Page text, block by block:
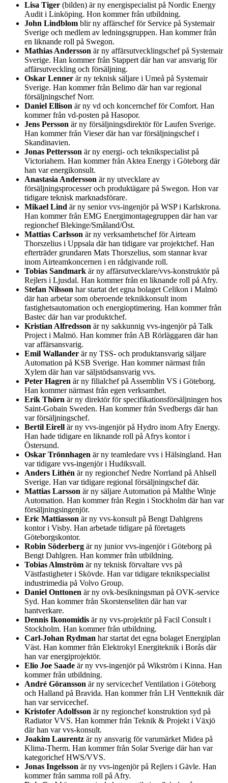
Lisa Tiger (bilden) är ny energispecialist på Nordic Energy
Audit i Linköping. Hon kommer från utbildning.
John Lindblom blir ny affärschef för Service på Systemair
Sverige och medlem av ledningsgruppen. Han kommer från
en liknande roll på Swegon.
Mathias Andersson är ny affärsutvecklingschef på Systemair
Sverige. Han kommer från Stappert där han var ansvarig för
affärsutveckling och försäljning.
Oskar Lenner är ny teknisk säljare i Umeå på Systemair
Sverige. Han kommer från Belimo där han var regional
försäljningschef Norr.
Daniel Ellison är ny vd och koncernchef för Comfort. Han
kommer från vd-posten på Hasopor.
Jens Persson är ny försäljningsdirektör för Laufen Sverige.
Han kommer från Vieser där han var försäljningschef i
Skandinavien.
Jonas Pettersson är ny energi- och teknikspecialist på
Victoriahem. Han kommer från Aktea Energy i Göteborg där
han var energikonsult.
Anastasia Andersson är ny utvecklare av
försäljningsprocesser och produktägare på Swegon. Hon var
tidigare teknisk marknadsförare.
Mikael Lind är ny senior vvs-ingenjör på WSP i Karlskrona.
Han kommer från EMG Energimontagegruppen där han var
regionchef Blekinge/Småland/Öst.
Mattias Carlsson är ny verksamhetschef för Airteam
Thorszelius i Uppsala där han tidigare var projektchef. Han
efterträder grundaren Mats Thorszelius, som stannar kvar
inom Airteamkoncernen i en rådgivande roll.
Tobias Sandmark är ny affärsutvecklare/vvs-konstruktör på
Rejlers i Ljusdal. Han kommer från en liknande roll på Afry.
Stefan Nilsson har startat det egna bolaget Celikon i Malmö
där han arbetar som oberoende teknikkonsult inom
fastighetsautomation och energioptimering. Han kommer från
Bastec där han var produktchef.
Kristian Alfredsson är ny sakkunnig vvs-ingenjör på Talk
Project i Malmö. Han kommer från AB Rörläggaren där han
var affärsansvarig.
Emil Wallander är ny TSS- och produktansvarig säljare
Automation på KSB Sverige. Han kommer närmast från
Xylem där han var säljstödsansvarig vvs.
Peter Hagren är ny filialchef på Assemblin VS i Göteborg.
Han kommer närmast från egen verksamhet.
Erik Thörn är ny direktör för specifikationsförsäljningen hos
Saint-Gobain Sweden. Han kommer från Svedbergs där han
var försäljningschef.
Bertil Eirell är ny vvs-ingenjör på Hydro inom Afry Energy.
Han hade tidigare en liknande roll på Afrys kontor i
Östersund.
Oskar Trönnhagen är ny teamledare vvs i Hälsingland. Han
var tidigare vvs-ingenjör i Hudiksvall.
Anders Lithén är ny regionchef Nedre Norrland på Ahlsell
Sverige. Han var tidigare regional försäljningschef där.
Mattias Larsson är ny säljare Automation på Malthe Winje
Automation. Han kommer från Regin i Stockholm där han var
försäljningsingenjör.
Eric Mattiasson är ny vvs-konsult på Bengt Dahlgrens
kontor i Visby. Han arbetade tidigare på företagets
Göteborgskontor.
Robin Söderberg är ny junior vvs-ingenjör i Göteborg på
Bengt Dahlgren. Han kommer från utbildning.
Tobias Almström är ny teknisk förvaltare vvs på
Västfastigheter i Skövde. Han var tidigare teknikspecialist
industrimedia på Volvo Group.
Daniel Onttonen är ny ovk-besikningsman på OVK-service
Syd. Han kommer från Skorstenseliten där han var
hantverkare.
Dennis Ikonomidis är ny vvs-projektör på Facil Consult i
Stockholm. Han kommer från utbildning.
Carl-Johan Rydman har startat det egna bolaget Energiplan
Väst. Han kommer från Elektrokyl Energiteknik i Borås där
han var energiprojektör.
Elio Joe Saade är ny vvs-ingenjör på Wikström i Kinna. Han
kommer från utbildning.
André Göransson är ny servicechef Ventilation i Göteborg
och Halland på Bravida. Han kommer från LH Ventteknik där
han var servicechef.
Kristofer Adolfsson är ny regionchef konstruktion syd på
Radiator VVS. Han kommer från Teknik & Projekt i Växjö
där han var vvs-konsult.
Joakim Laurentz är ny ansvarig för varumärket Midea på
Klima-Therm. Han kommer från Solar Sverige där han var
kategorichef HWS/VVS.
Jonas Ingelsson är ny vvs-ingenjör på Rejlers i Gävle. Han
kommer från samma roll på Afry.